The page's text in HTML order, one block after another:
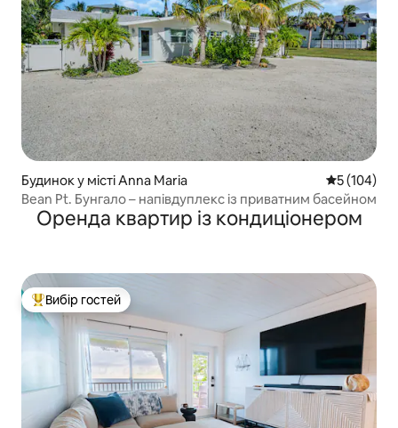
Будинок у місті Anna Maria Середня
5 (104)
Bean Pt. Бунгало – напівдуплекс із приватним басейном
Оренда квартир із кондиціонером
Топ вибір гостей
Вибір гостей